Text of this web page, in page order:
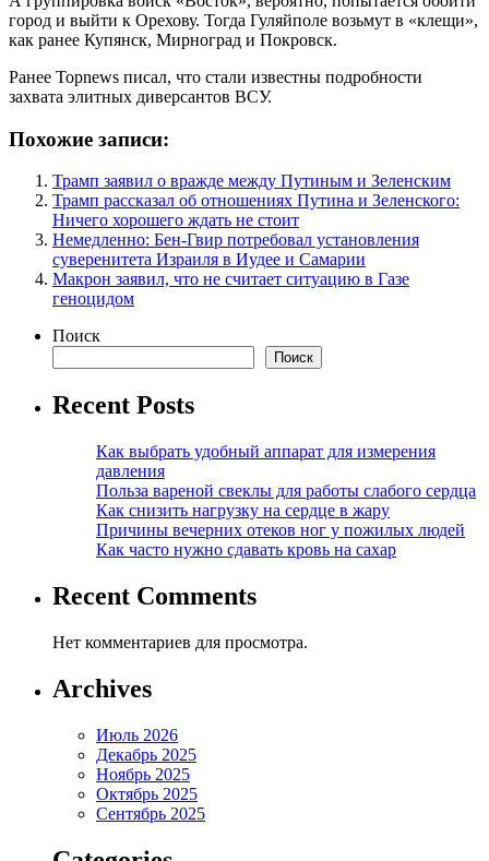
город и выйти к Орехову. Тогда Гуляйполе возьмут в «клещи»,
как ранее Купянск, Мирноград и Покровск.
Ранее Topnews писал, что стали известны подробности
захвата элитных диверсантов ВСУ.
Похожие записи:
Трамп заявил о вражде между Путиным и Зеленским
Трамп рассказал об отношениях Путина и Зеленского:
Ничего хорошего ждать не стоит
Немедленно: Бен-Гвир потребовал установления
суверенитета Израиля в Иудее и Самарии
Макрон заявил, что не считает ситуацию в Газе
геноцидом
Поиск
Поиск
Recent Posts
Как выбрать удобный аппарат для измерения
давления
Польза вареной свеклы для работы слабого сердца
Как снизить нагрузку на сердце в жару
Причины вечерних отеков ног у пожилых людей
Как часто нужно сдавать кровь на сахар
Recent Comments
Нет комментариев для просмотра.
Archives
Июль 2026
Декабрь 2025
Ноябрь 2025
Октябрь 2025
Сентябрь 2025